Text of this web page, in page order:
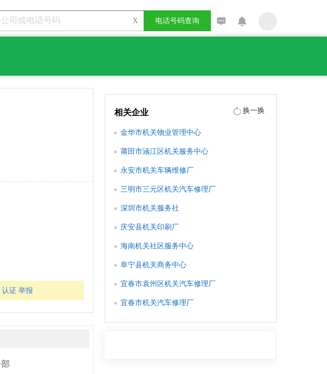
X 电话号码查询
认证 举报
相关企业 换一换
金华市机关物业管理中心
莆田市涵江区机关服务中心
永安市机关车辆维修厂
三明市三元区机关汽车修理厂
深圳市机关服务社
庆安县机关印刷厂
海南机关社区服务中心
阜宁县机关商务中心
宜春市袁州区机关汽车修理厂
宜春市机关汽车修理厂